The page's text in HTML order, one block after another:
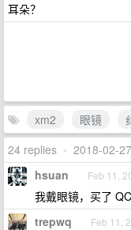
耳朵？
xm2 眼镜
24 replies • 2018-02-
hsuan Feb 11,
我戴眼镜，买了
trepwq Feb 11,